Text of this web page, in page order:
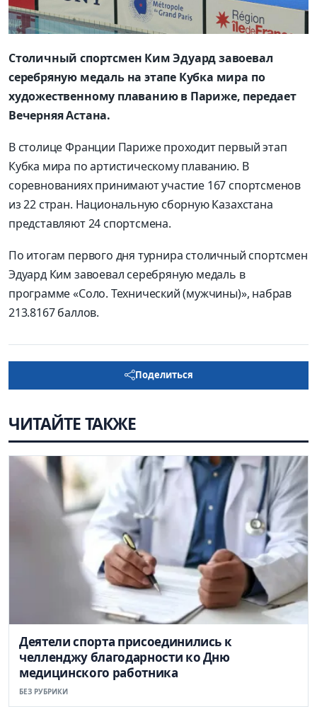
Столичный спортсмен Ким Эдуард завоевал
серебряную медаль на этапе Кубка мира по
художественному плаванию в Париже, передает
Вечерняя Астана.
В столице Франции Париже проходит первый этап
Кубка мира по артистическому плаванию. В
соревнованиях принимают участие 167 спортсменов
из 22 стран. Национальную сборную Казахстана
представляют 24 спортсмена.
По итогам первого дня турнира столичный спортсмен
Эдуард Ким завоевал серебряную медаль в
программе «Соло. Технический (мужчины)», набрав
213.8167 баллов.
Поделиться
ЧИТАЙТЕ ТАКЖЕ
Деятели спорта присоединились к
челленджу благодарности ко Дню
медицинского работника
БЕЗ РУБРИКИ